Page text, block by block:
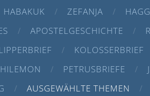
HABAKUK ZEFANJA
APOSTELGESCHICHTE
KOLOSSERBRIEF
PETRUSBRIEFE
AUSGEWÄHLTE THEMEN